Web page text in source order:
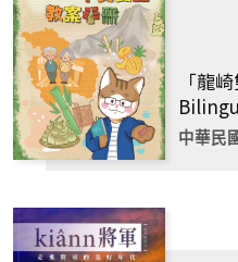
「龍
中華民